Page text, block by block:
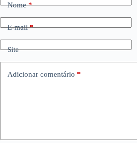
Nome*
E-mail*
Site
Adicionar comentário *